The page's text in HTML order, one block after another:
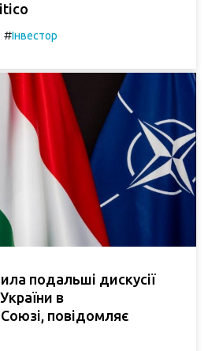
#Інвестор
подальші дискусії
в
повідомляє